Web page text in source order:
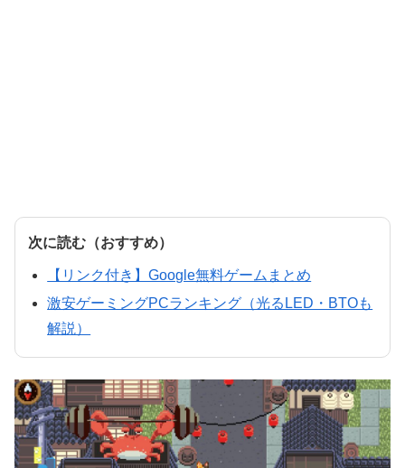
次に読む（おすすめ）
【リンク付き】Google無料ゲームまとめ
激安ゲーミングPCランキング（光るLED・BTOも
解説）